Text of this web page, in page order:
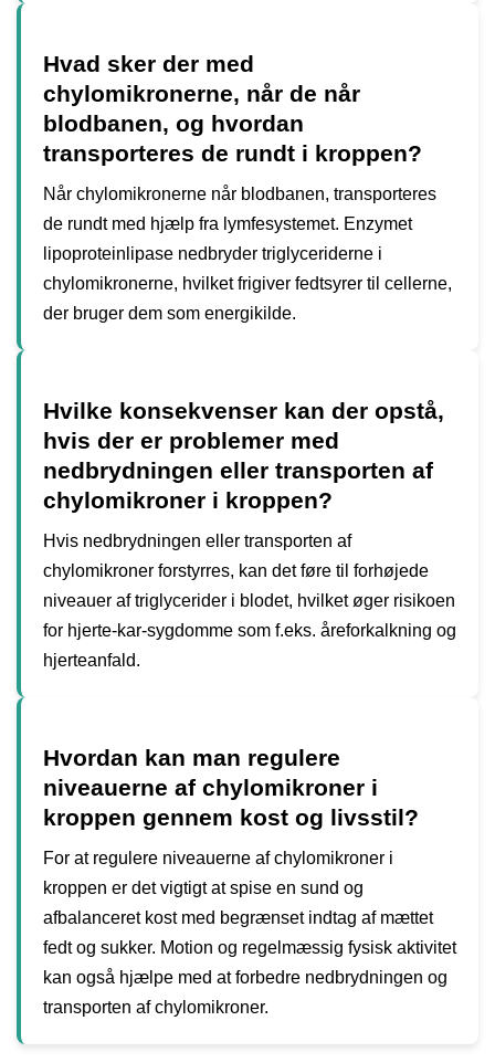
Hvad sker der med
chylomikronerne, når de når
blodbanen, og hvordan
transporteres de rundt i kroppen?
Når chylomikronerne når blodbanen, transporteres
de rundt med hjælp fra lymfesystemet. Enzymet
lipoproteinlipase nedbryder triglyceriderne i
chylomikronerne, hvilket frigiver fedtsyrer til cellerne,
der bruger dem som energikilde.
Hvilke konsekvenser kan der opstå,
hvis der er problemer med
nedbrydningen eller transporten af
chylomikroner i kroppen?
Hvis nedbrydningen eller transporten af
chylomikroner forstyrres, kan det føre til forhøjede
niveauer af triglycerider i blodet, hvilket øger risikoen
for hjerte-kar-sygdomme som f.eks. åreforkalkning og
hjerteanfald.
Hvordan kan man regulere
niveauerne af chylomikroner i
kroppen gennem kost og livsstil?
For at regulere niveauerne af chylomikroner i
kroppen er det vigtigt at spise en sund og
afbalanceret kost med begrænset indtag af mættet
fedt og sukker. Motion og regelmæssig fysisk aktivitet
kan også hjælpe med at forbedre nedbrydningen og
transporten af chylomikroner.